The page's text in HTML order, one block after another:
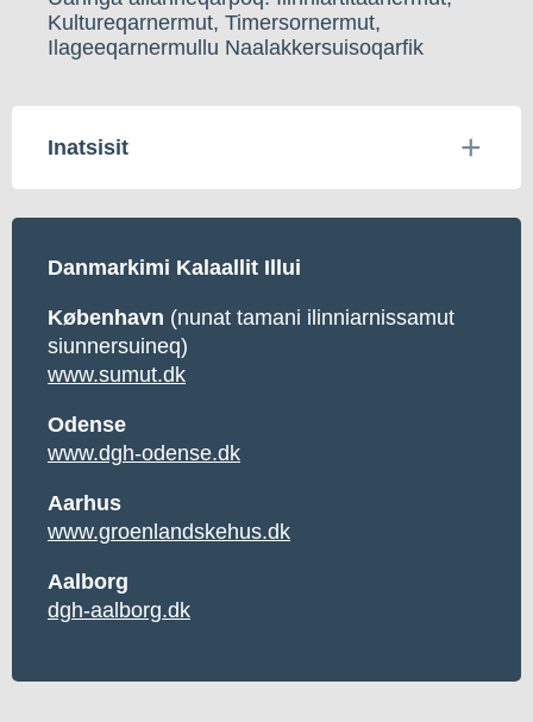
Kultureqarnermut, Timersornermut,
Ilageeqarnermullu Naalakkersuisoqarfik
Inatsisit
Danmarkimi Kalaallit Illui
København (nunat tamani ilinniarnissamut
siunnersuineq)
www.sumut.dk
Odense
www.dgh-odense.dk
Aarhus
www.groenlandskehus.dk
Aalborg
dgh-aalborg.dk